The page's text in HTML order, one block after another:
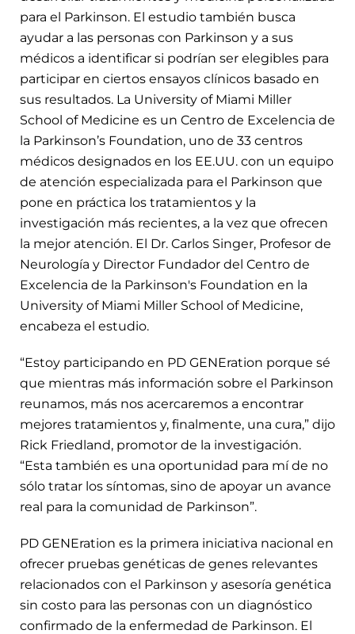
para el Parkinson. El estudio también busca
ayudar a las personas con Parkinson y a sus
médicos a identificar si podrían ser elegibles para
participar en ciertos ensayos clínicos basado en
sus resultados. La University of Miami Miller
School of Medicine es un Centro de Excelencia de
la Parkinson’s Foundation, uno de 33 centros
médicos designados en los EE.UU. con un equipo
de atención especializada para el Parkinson que
pone en práctica los tratamientos y la
investigación más recientes, a la vez que ofrecen
la mejor atención. El Dr. Carlos Singer, Profesor de
Neurología y Director Fundador del Centro de
Excelencia de la Parkinson's Foundation en la
University of Miami Miller School of Medicine,
encabeza el estudio.
“Estoy participando en PD GENEration porque sé
que mientras más información sobre el Parkinson
reunamos, más nos acercaremos a encontrar
mejores tratamientos y, finalmente, una cura,” dijo
Rick Friedland, promotor de la investigación.
“Esta también es una oportunidad para mí de no
sólo tratar los síntomas, sino de apoyar un avance
real para la comunidad de Parkinson”.
PD GENEration es la primera iniciativa nacional en
ofrecer pruebas genéticas de genes relevantes
relacionados con el Parkinson y asesoría genética
sin costo para las personas con un diagnóstico
confirmado de la enfermedad de Parkinson. El